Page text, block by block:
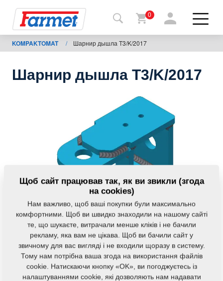
Назад
на
Магазин
Завантаження
0
KOMPAKTOMAT / Шарнир дышла T3/K/2017
Шарнир дышла T3/K/2017
Щоб сайт працював так, як ви звикли (згода
на cookies)
Нам важливо, щоб ваші покупки були максимально
комфортними. Щоб ви швидко знаходили на нашому сайті
те, що шукаєте, витрачали менше кліків і не бачили
рекламу, яка вам не цікава. Щоб ви бачили сайт у
звичному для вас вигляді і не входили щоразу в систему.
Тому нам потрібна ваша згода на використання файлів
cookie. Натискаючи кнопку «OK», ви погоджуєтесь із
налаштуваннями cookie, які дозволяють нам надавати